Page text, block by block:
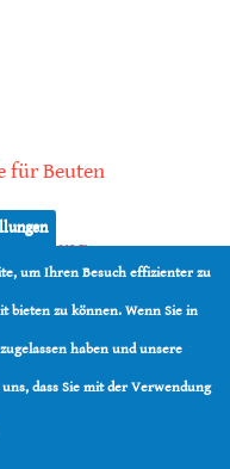
für Beuten
Haltung
um Ihren Besuch effizienter zu
bieten zu können. Wenn Sie in
haben und unsere
dass Sie mit der Verwendung